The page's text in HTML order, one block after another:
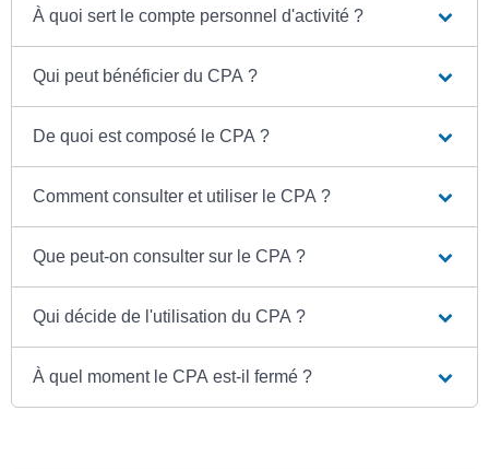
À quoi sert le compte personnel d'activité ?
Qui peut bénéficier du CPA ?
De quoi est composé le CPA ?
Comment consulter et utiliser le CPA ?
Que peut-on consulter sur le CPA ?
Qui décide de l'utilisation du CPA ?
À quel moment le CPA est-il fermé ?